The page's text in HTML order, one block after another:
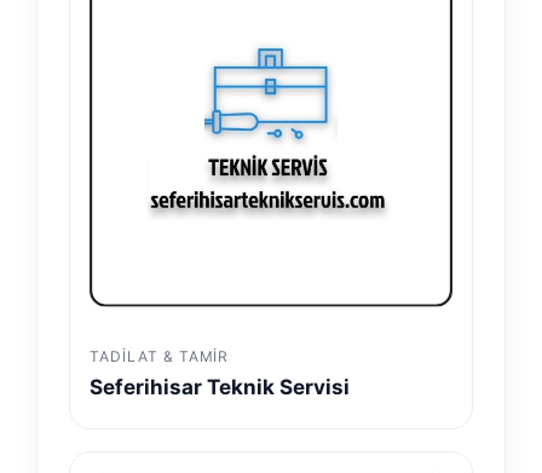
TADILAT & TAMIR
Seferihisar Teknik Servisi